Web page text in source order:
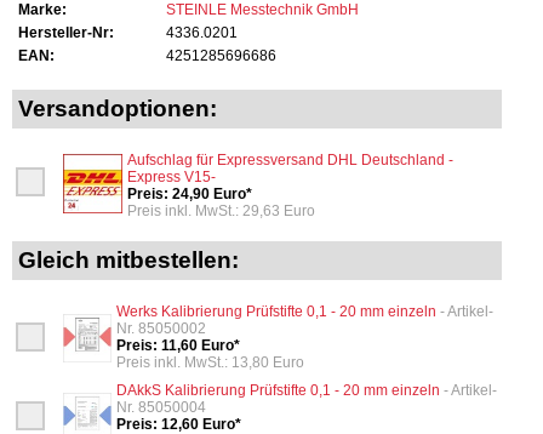
Marke:
STEINLE Messtechnik GmbH
Hersteller-Nr:
4336.0201
EAN:
4251285696686
Versandoptionen:
Aufschlag für Expressversand DHL Deutschland -
Express V15-
Preis: 24,90 Euro*
Preis inkl. MwSt.: 29,63 Euro
Gleich mitbestellen:
Werks Kalibrierung Prüfstifte 0,1 - 20 mm einzeln - Artikel-
Nr. 85050002
Preis: 11,60 Euro*
Preis inkl. MwSt.: 13,80 Euro
DAkkS Kalibrierung Prüfstifte 0,1 - 20 mm einzeln - Artikel-
Nr. 85050004
Preis: 12,60 Euro*